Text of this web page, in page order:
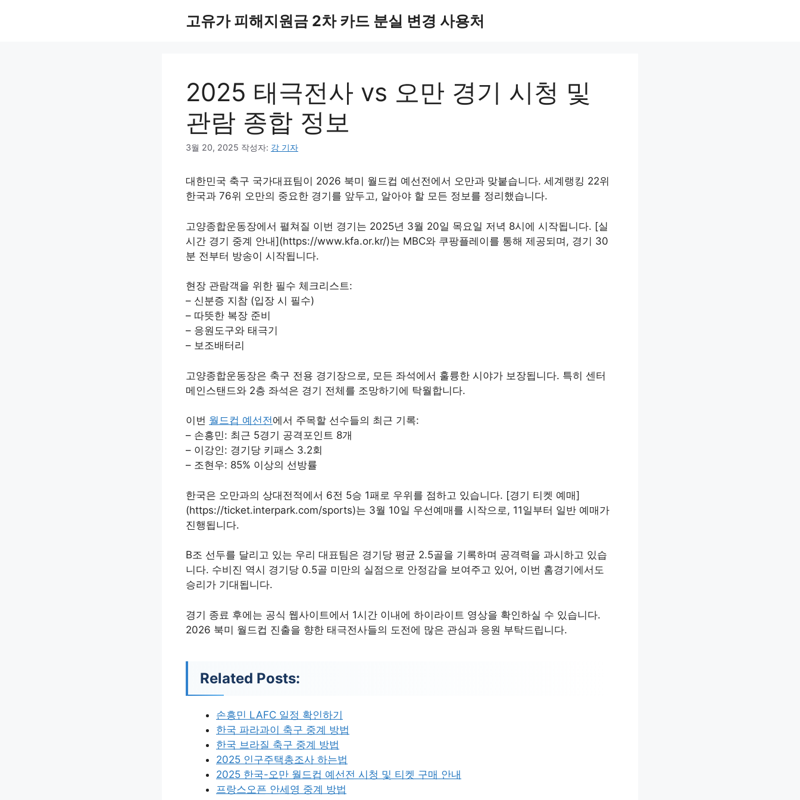
고유가 피해지원금 2차 카드 분실 변경 사용처
2025 태극전사 vs 오만 경기 시청 및
관람 종합 정보
3월 20, 2025 작성자: 강 기자
대한민국 축구 국가대표팀이 2026 북미 월드컵 예선전에서 오만과 맞붙습니다. 세계랭킹 22위
한국과 76위 오만의 중요한 경기를 앞두고, 알아야 할 모든 정보를 정리했습니다.
고양종합운동장에서 펼쳐질 이번 경기는 2025년 3월 20일 목요일 저녁 8시에 시작됩니다. [실
시간 경기 중계 안내](https://www.kfa.or.kr/)는 MBC와 쿠팡플레이를 통해 제공되며, 경기 30
분 전부터 방송이 시작됩니다.
현장 관람객을 위한 필수 체크리스트:
– 신분증 지참 (입장 시 필수)
– 따뜻한 복장 준비
– 응원도구와 태극기
– 보조배터리
고양종합운동장은 축구 전용 경기장으로, 모든 좌석에서 훌륭한 시야가 보장됩니다. 특히 센터
메인스탠드와 2층 좌석은 경기 전체를 조망하기에 탁월합니다.
이번 월드컵 예선전에서 주목할 선수들의 최근 기록:
– 손흥민: 최근 5경기 공격포인트 8개
– 이강인: 경기당 키패스 3.2회
– 조현우: 85% 이상의 선방률
한국은 오만과의 상대전적에서 6전 5승 1패로 우위를 점하고 있습니다. [경기 티켓 예매]
(https://ticket.interpark.com/sports)는 3월 10일 우선예매를 시작으로, 11일부터 일반 예매가
진행됩니다.
B조 선두를 달리고 있는 우리 대표팀은 경기당 평균 2.5골을 기록하며 공격력을 과시하고 있습
니다. 수비진 역시 경기당 0.5골 미만의 실점으로 안정감을 보여주고 있어, 이번 홈경기에서도
승리가 기대됩니다.
경기 종료 후에는 공식 웹사이트에서 1시간 이내에 하이라이트 영상을 확인하실 수 있습니다.
2026 북미 월드컵 진출을 향한 태극전사들의 도전에 많은 관심과 응원 부탁드립니다.
Related Posts:
손흥민 LAFC 일정 확인하기
한국 파라과이 축구 중계 방법
한국 브라질 축구 중계 방법
2025 인구주택총조사 하는법
2025 한국-오만 월드컵 예선전 시청 및 티켓 구매 안내
프랑스오픈 안세영 중계 방법